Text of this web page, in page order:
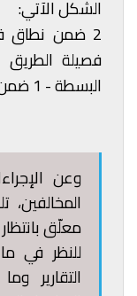
الشكل الآتي:
البسطة - 1 ضمن نطاق فصيلة زقاق البلاط.
وعن
معلّق
للنظر في
التقارير